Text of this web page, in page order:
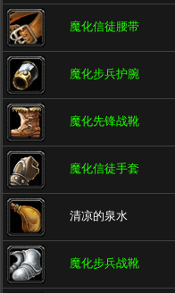
魔化信徒腰带
魔化步兵护腕
魔化先锋战靴
魔化信徒手套
清凉的泉水
魔化步兵战靴